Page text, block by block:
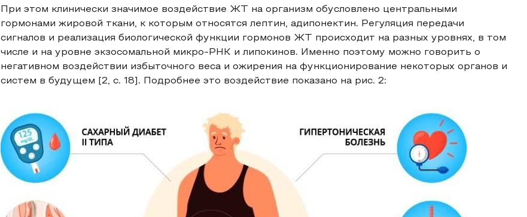
При этом клинически значимое воздействие ЖТ на организм обусловлено центральными
гормонами жировой ткани, к которым относятся лептин, адипонектин. Регуляция передачи
сигналов и реализация биологической функции гормонов ЖТ происходит на разных уровнях, в том
числе и на уровне экзосомальной микро-РНК и липокинов. Именно поэтому можно говорить о
негативном воздействии избыточного веса и ожирения на функционирование некоторых органов и
систем в будущем [2, c. 18]. Подробнее это воздействие показано на рис. 2: